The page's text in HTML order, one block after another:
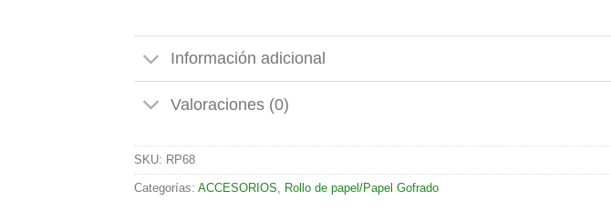
Información adicional
Valoraciones (0)
SKU: RP68
Categorías: ACCESORIOS Rollo de papel/Papel Gofrado